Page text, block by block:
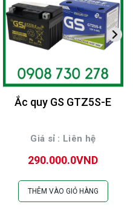
Ắc quy GS GTZ5S-E
Giá sỉ : Liên hệ
290.000.0VND
THÊM VÀO GIỎ HÀNG